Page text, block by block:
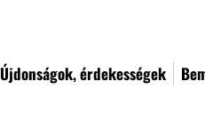
Újdonságok, érdekességek